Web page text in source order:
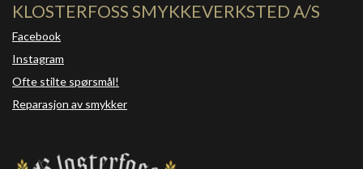
KLOSTERFOSS SMYKKEVERKSTED A/S
Facebook
Instagram
Ofte stilte spørsmål!
Reparasjon av smykker